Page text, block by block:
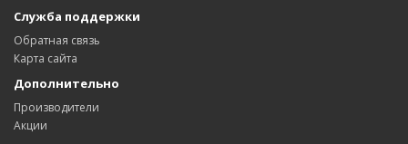
Служба поддержки
Обратная связь
Карта сайта
Дополнительно
Производители
Акции